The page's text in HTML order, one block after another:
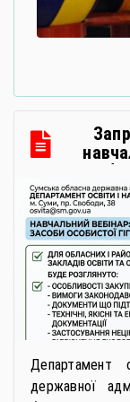
засоби
Департамент
державної